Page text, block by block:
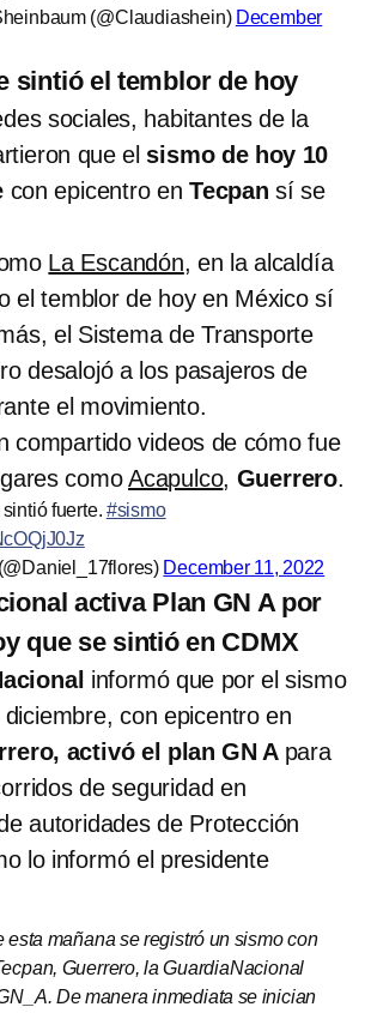
(@Claudiashein) December
sintió el temblor de hoy
sociales, habitantes de la
que el sismo de hoy 10
con epicentro enTecpansí se
La Escandón, en la alcaldía
el temblor de hoy en México sí
el Sistema de Transporte
desalojó a los pasajeros de
el movimiento.
compartido videos de cómo fue
comoAcapulco, Guerrero.
sintió fuerte. #sismo
December 11, 2022
activa Plan GN A por
que se sintió en CDMX
informó que por el sismo
con epicentro en
activó el plan GN A para
de seguridad en
autoridades de Protección
lo informó el presidente
esta mañana se registró un sismo con
Guerrero, la GuardiaNacional
De manera inmediata se inician